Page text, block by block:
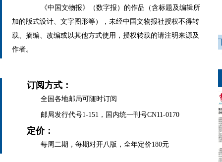
《中国文物报》（数字报）的作品（含标题及编辑所
加的版式设计、文字图形等），未经中国文物报社授权不得转
载、摘编、改编或以其他方式使用，授权转载的请注明来源及
作者。
订阅方式：
全国各地邮局可随时订阅
邮局发行代号1-151，国内统一刊号CN11-0170
定价：
每周二期，每期对开八版，全年定价180元